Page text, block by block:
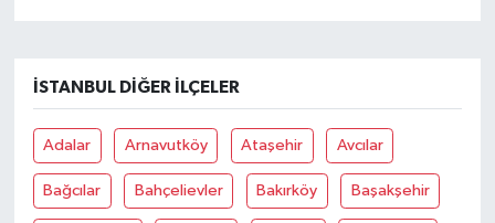
İSTANBUL DIĞER İLÇELER
Adalar Arnavutköy Ataşehir Avcılar
Bağcılar Bahçelievler Bakırköy Başakşehir